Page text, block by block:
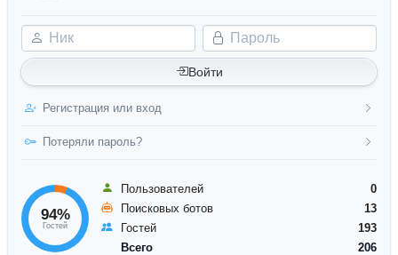
Ник Пароль
Войти
Регистрация или вход
Потеряли пароль?
94%
Гостей
Пользователей
0
Поисковых ботов
13
Гостей
193
Всего
206